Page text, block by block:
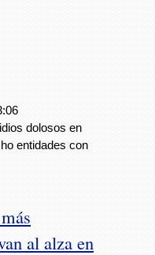
dolosos en
entidades con
al alza en